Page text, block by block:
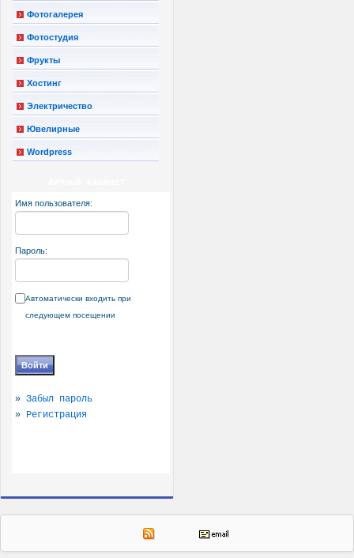
Фотогалерея
Фотостудия
Фрукты
Хостинг
Электричество
Ювелирные
Wordpress
Имя пользователя:
Пароль:
Автоматически входить при
следующем посещении
» Забыл пароль
» Регистрация